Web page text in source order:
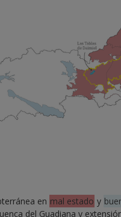
en mal estado y
del Guadiana y